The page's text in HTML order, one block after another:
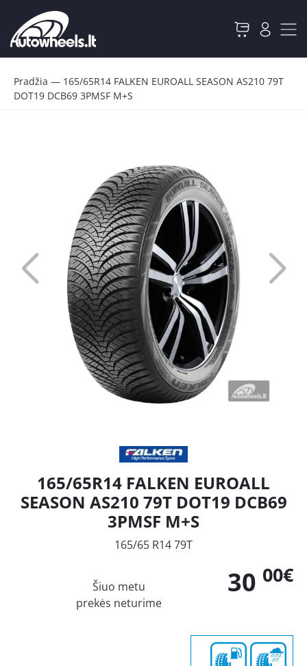
Pradžia — 165/65R14 FALKEN EUROALL SEASON AS210 79T
DOT19 DCB69 3PMSF M+S
165/65R14 FALKEN EUROALL
SEASON AS210 79T DOT19 DCB69
3PMSF M+S
165/65 R14 79T
30 00€
Šiuo metu
prekės neturime